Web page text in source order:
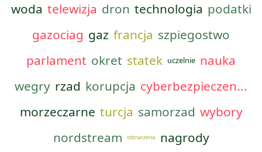
woda telewizja dron technologia podatki
gazociag gaz francja szpiegostwo
parlament okret statek uczelnie nauka
wegry rzad korupcja cyberbezpieczen...
morzeczarne turcja samorzad wybory
nordstream
odznaczenia
nagrody